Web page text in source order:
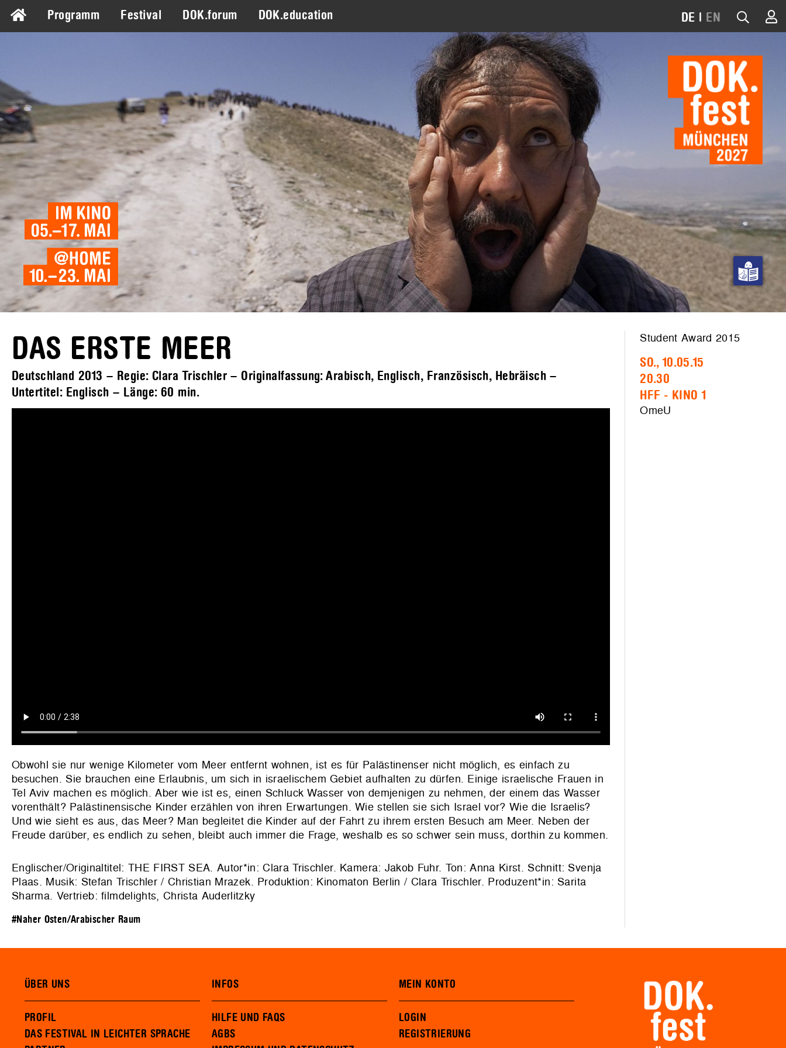
Programm Festival DOK.forum DOK.education DE | EN
DAS ERSTE MEER
Deutschland 2013 – Regie: Clara Trischler – Originalfassung: Arabisch, Englisch, Französisch, Hebräisch –
Untertitel: Englisch – Länge: 60 min.
Obwohl sie nur wenige Kilometer vom Meer entfernt wohnen, ist es für Palästinenser nicht möglich, es einfach zu
besuchen. Sie brauchen eine Erlaubnis, um sich in israelischem Gebiet aufhalten zu dürfen. Einige israelische Frauen in
Tel Aviv machen es möglich. Aber wie ist es, einen Schluck Wasser von demjenigen zu nehmen, der einem das Wasser
vorenthält? Palästinensische Kinder erzählen von ihren Erwartungen. Wie stellen sie sich Israel vor? Wie die Israelis?
Und wie sieht es aus, das Meer? Man begleitet die Kinder auf der Fahrt zu ihrem ersten Besuch am Meer. Neben der
Freude darüber, es endlich zu sehen, bleibt auch immer die Frage, weshalb es so schwer sein muss, dorthin zu kommen.
Englischer/Originaltitel: THE FIRST SEA. Autor*in: Clara Trischler. Kamera: Jakob Fuhr. Ton: Anna Kirst. Schnitt: Svenja
Plaas. Musik: Stefan Trischler / Christian Mrazek. Produktion: Kinomaton Berlin / Clara Trischler. Produzent*in: Sarita
Sharma. Vertrieb: filmdelights, Christa Auderlitzky
#Naher Osten/Arabischer Raum
Student Award 2015
SO., 10.05.15
20.30
HFF - KINO 1
OmeU
ÜBER UNS
PROFIL
DAS FESTIVAL IN LEICHTER SPRACHE
INFOS
HILFE UND FAQS
AGBS
MEIN KONTO
LOGIN
REGISTRIERUNG